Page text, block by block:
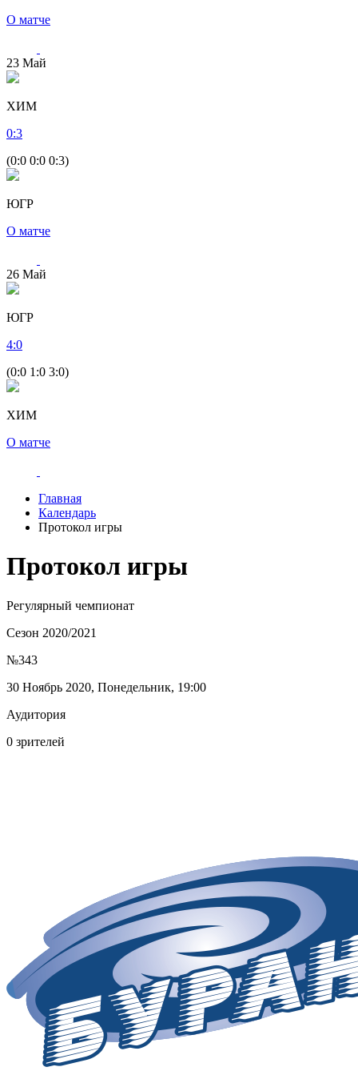
О матче
23 Май
ХИМ
0:3
(0:0 0:0 0:3)
ЮГР
О матче
26 Май
ЮГР
4:0
(0:0 1:0 3:0)
ХИМ
О матче
Главная
Календарь
Протокол игры
Протокол игры
Регулярный чемпионат
Сезон 2020/2021
№343
30 Ноябрь 2020, Понедельник, 19:00
Аудитория
0 зрителей